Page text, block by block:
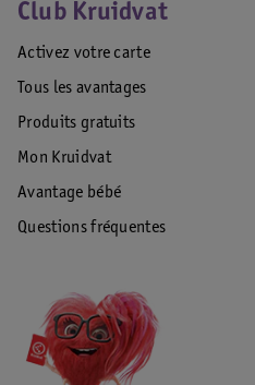
Club Kruidvat
Activez votre carte
Tous les avantages
Produits gratuits
Mon Kruidvat
Avantage bébé
Questions fréquentes